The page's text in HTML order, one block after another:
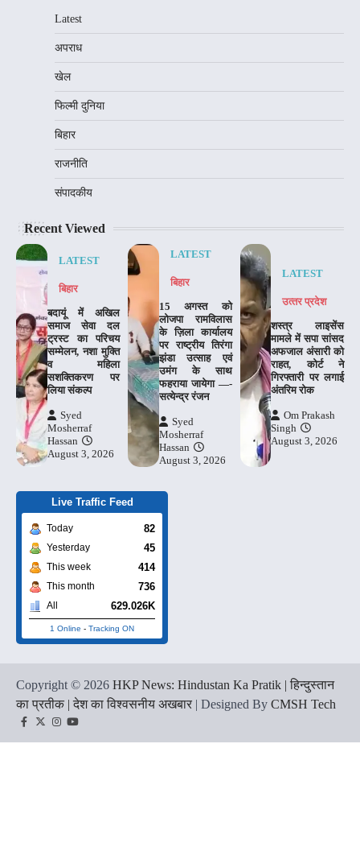
Latest
अपराध
खेल
फिल्मी दुनिया
बिहार
राजनीति
संपादकीय
Recent Viewed
LATEST
बिहार
बदायूं में अखिल
समाज सेवा दल
ट्रस्ट का परिचय
सम्मेलन, नशा मुक्ति
व महिला
सशक्तिकरण पर
लिया संकल्प
Syed
Mosherraf
Hassan
August 3, 2026
LATEST
बिहार
15 अगस्त को
लोजपा रामविलास
के ज़िला कार्यालय
पर राष्ट्रीय तिरंगा
झंडा उत्साह एवं
उमंग के साथ
फहराया जायेगा —-
सत्येन्द्र रंजन
Syed
Mosherraf
Hassan
August 3, 2026
LATEST
उत्‍तर प्रदेश
शस्त्र लाइसेंस
मामले में सपा सांसद
अफजाल अंसारी को
राहत, कोर्ट ने
गिरफ्तारी पर लगाई
अंतरिम रोक
Om Prakash
Singh
August 3, 2026
Live Traffic Feed
Today 82
Yesterday 45
This week 414
This month 736
All 629.026K
1 Online - Tracking ON
Copyright © 2026 HKP News: Hindustan Ka Pratik | हिन्दुस्तान
का प्रतीक | देश का विश्वसनीय अखबार | Designed By CMSH Tech
Facebook
TwitterInstagram
YouTube